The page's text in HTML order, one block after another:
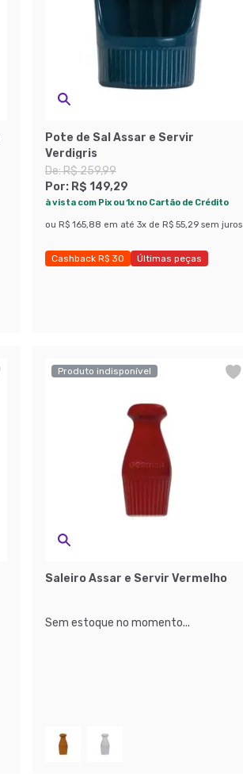
Pote de Sal Assar e Servir
Verdigris
De:R$ 259,99
Por: R$ 149,29
à vista com Pix ou 1x no Cartão de Crédito
ou R$ 165,88 em até 3x de R$ 55,29 sem juros
Cashback R$ 30
Últimas peças
Produto indisponível
Saleiro Assar e Servir Vermelho
Sem estoque no momento...